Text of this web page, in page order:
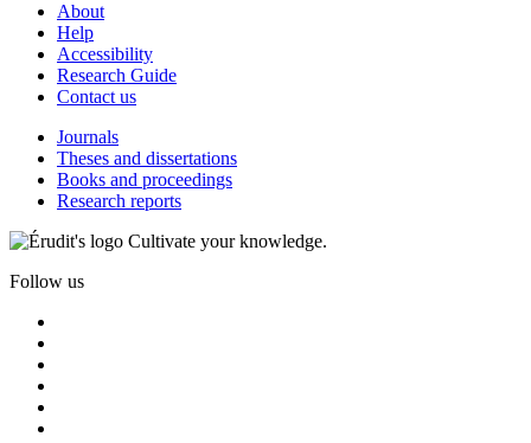
About
Help
Accessibility
Research Guide
Contact us
Journals
Theses and dissertations
Books and proceedings
Research reports
Cultivate your knowledge.
Follow us